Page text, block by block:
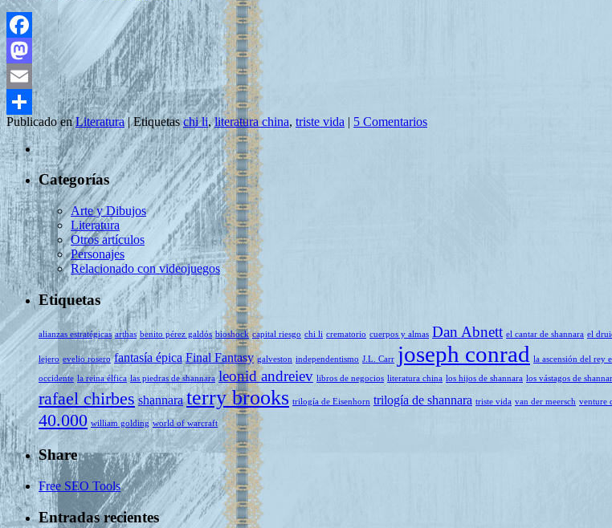
Facebook
Mastodon
Email
Compartir
Publicado en Literatura | Etiquetas chi li,literatura china, triste vida | 5 Comentarios
Categorías
Arte y Dibujos
Literatura
Otros artículos
Personajes
Relacionado con videojuegos
Etiquetas
alianzas estratégicas arthas benito pérez galdós bioshock capital riesgo chi li crematorio cuerpos y almas Dan Abnett el cantar de shannara el
lejero evelio rosero fantasía épica Final Fantasy galveston independentismo J.L. Carr joseph conrad la ascensión del rey
occidente la reina élfica las piedras de shannara leonid andreiev libros de negocios literatura china los hijos de shannara los vástagos de
rafael chirbes shannara terry brooks trilogía de Eisenhorn trilogía de shannara triste vida van der meersch venture
40.000 william golding world of warcraft
Share
Free SEO Tools
Entradas recientes